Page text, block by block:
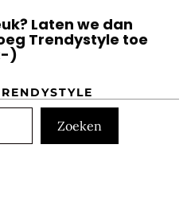
Laten we dan
Trendystyle toe
)
Zoeken